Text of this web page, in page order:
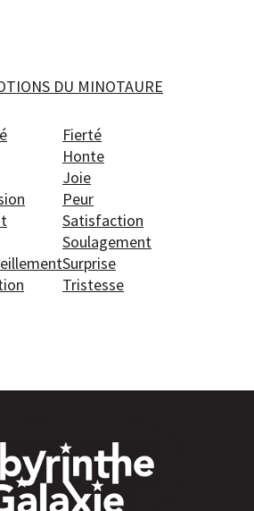
DU MINOTAURE
Fierté
Honte
Joie
Peur
Satisfaction
Soulagement
Surprise
Tristesse